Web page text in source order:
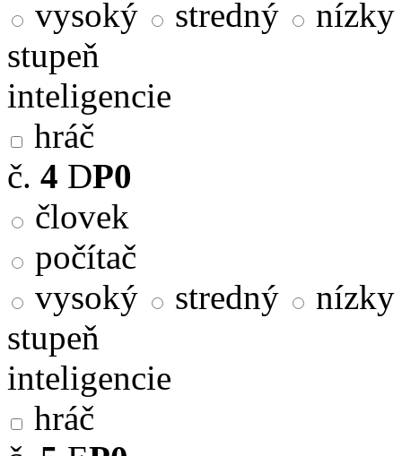
vysoký
stredný
nízky
stupeň
inteligencie
hráč
č. 4 DP0
človek
počítač
vysoký
stredný
nízky
stupeň
inteligencie
hráč